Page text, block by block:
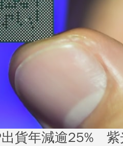
貨年減逾25%